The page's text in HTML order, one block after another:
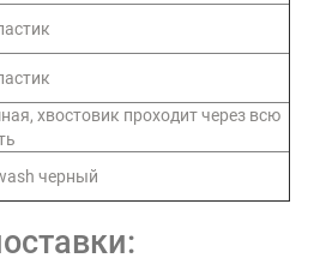
хвостовик проходит через всю
черный